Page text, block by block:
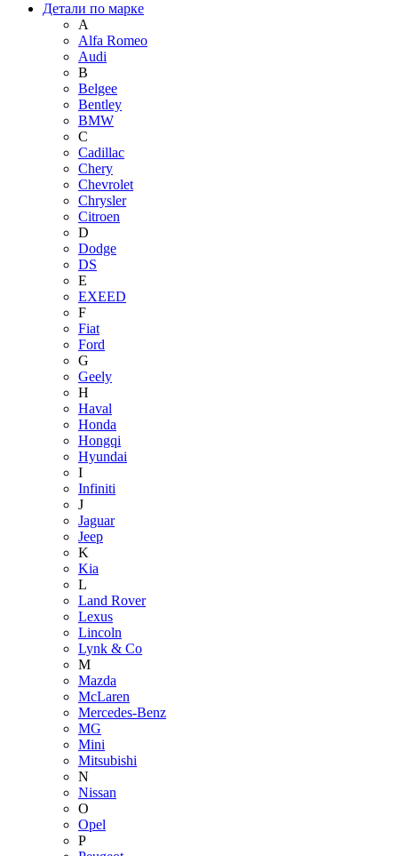
Детали по марке
A
Alfa Romeo
Audi
B
Belgee
Bentley
BMW
C
Cadillac
Chery
Chevrolet
Chrysler
Citroen
D
Dodge
DS
E
EXEED
F
Fiat
Ford
G
Geely
H
Haval
Honda
Hongqi
Hyundai
I
Infiniti
J
Jaguar
Jeep
K
Kia
L
Land Rover
Lexus
Lincoln
Lynk & Co
M
Mazda
McLaren
Mercedes-Benz
MG
Mini
Mitsubishi
N
Nissan
O
Opel
P